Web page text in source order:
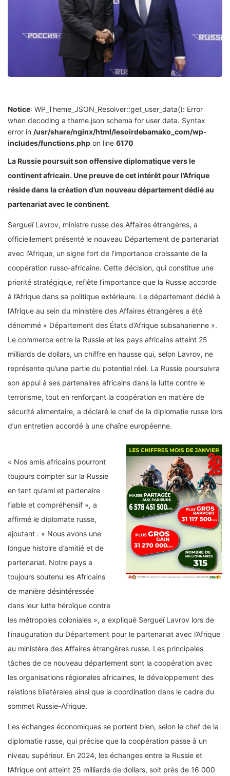
Notice: WP_Theme_JSON_Resolver::get_user_data(): Error
when decoding a theme.json schema for user data. Syntax
error in /usr/share/nginx/html/lesoirdebamako_com/wp-
includes/functions.php on line 6170
La Russie poursuit son offensive diplomatique vers le
continent africain. Une preuve de cet intérêt pour l’Afrique
réside dans la création d’un nouveau département dédié au
partenariat avec le continent.
Sergueï Lavrov, ministre russe des Affaires étrangères, a
officiellement présenté le nouveau Département de partenariat
avec l’Afrique, un signe fort de l’importance croissante de la
coopération russo-africaine. Cette décision, qui constitue une
priorité stratégique, reflète l’importance que la Russie accorde
à l’Afrique dans sa politique extérieure. Le département dédié à
l’Afrique au sein du ministère des Affaires étrangères a été
dénommé « Département des États d’Afrique subsaharienne ».
Le commerce entre la Russie et les pays africains atteint 25
milliards de dollars, un chiffre en hausse qui, selon Lavrov, ne
représente qu’une partie du potentiel réel. La Russie poursuivra
son appui à ses partenaires africains dans la lutte contre le
terrorisme, tout en renforçant la coopération en matière de
sécurité alimentaire, a déclaré le chef de la diplomatie russe lors
d’un entretien accordé à une chaîne européenne.
« Nos amis africains pourront
toujours compter sur la Russie
en tant qu’ami et partenaire
fiable et compréhensif », a
affirmé le diplomate russe,
ajoutant : « Nous avons une
longue histoire d’amitié et de
partenariat. Notre pays a
toujours soutenu les Africains
de manière désintéressée
dans leur lutte héroïque contre
les métropoles coloniales », a expliqué Sergueï Lavrov lors de
l’inauguration du Département pour le partenariat avec l’Afrique
au ministère des Affaires étrangères russe. Les principales
tâches de ce nouveau département sont la coopération avec
les organisations régionales africaines, le développement des
relations bilatérales ainsi que la coordination dans le cadre du
sommet Russie-Afrique.
Les échanges économiques se portent bien, selon le chef de la
diplomatie russe, qui précise que la coopération passe à un
niveau supérieur. En 2024, les échanges entre la Russie et
l’Afrique ont atteint 25 milliards de dollars, soit près de 16 000